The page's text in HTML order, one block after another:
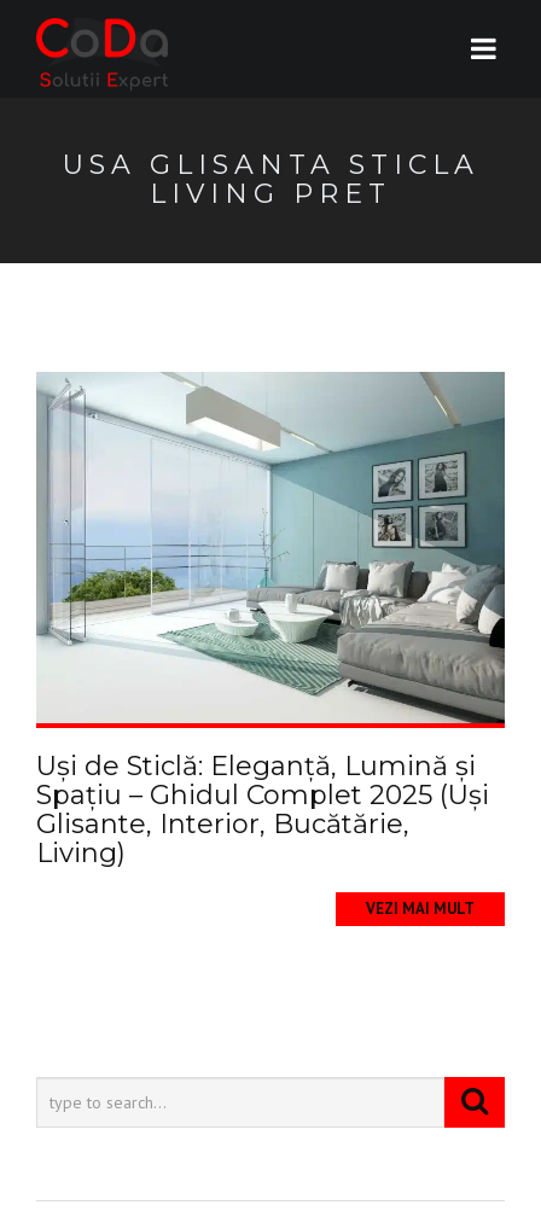
USA GLISANTA STICLA
LIVING PRET
Uși de Sticlă: Eleganță, Lumină și
Spațiu – Ghidul Complet 2025 (Uși
Glisante, Interior, Bucătărie,
Living)
VEZI MAI MULT